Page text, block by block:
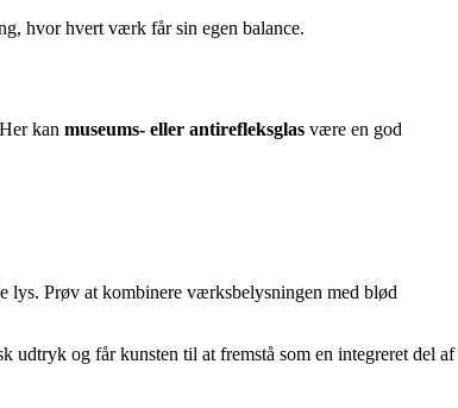
hvor hvert værk får sin egen balance.
kan museums- eller antirefleksglas være en god
lys. Prøv at kombinere værksbelysningen med blød
udtryk og får kunsten til at fremstå som en integreret del af